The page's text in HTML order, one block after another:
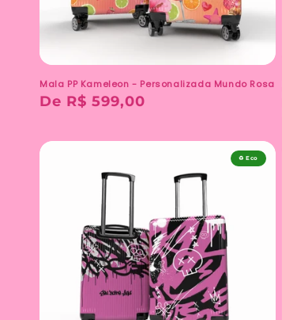
Mala PP Kameleon - Personalizada Mundo Rosa
Preço
De R$ 599,00
♻️ Eco